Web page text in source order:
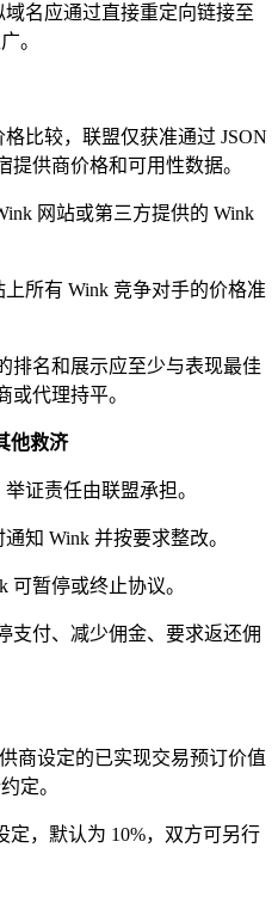
名应通过直接重定向链接至
。
比较，联盟仅获准通过 JSON
提供商价格和可用性数据。
网站或第三方提供的 Wink
所有 Wink 竞争对手的价格准
排名和展示应至少与表现最佳
或代理持平。
他救济
证责任由联盟承担。
知 Wink 并按要求整改。
可暂停或终止协议。
支付、减少佣金、要求返还佣
商设定的已实现交易预订价值
定。
定，默认为 10%，双方可另行